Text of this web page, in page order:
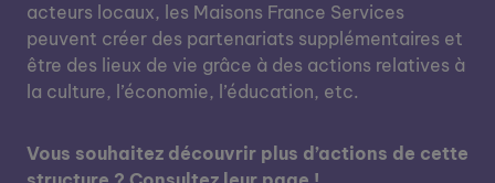
acteurs locaux, les Maisons France Services
peuvent créer des partenariats supplémentaires et
être des lieux de vie grâce à des actions relatives à
la culture, l’économie, l’éducation, etc.
Vous souhaitez découvrir plus d’actions de cette